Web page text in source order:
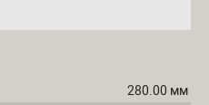
280.00 мм